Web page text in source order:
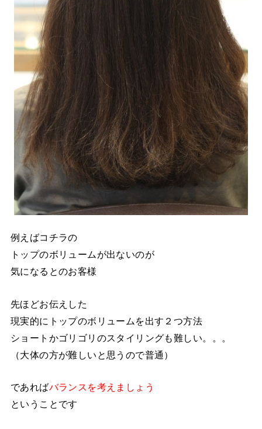
例えばコチラの
トップのボリュームが出ないのが
気になるとのお客様
先ほどお伝えした
現実的にトップのボリュームを出す２つ方法
ショートかゴリゴリのスタイリングも難しい。。。
（大体の方が難しいと思うので普通）
であればバランスを考えましょう
ということです